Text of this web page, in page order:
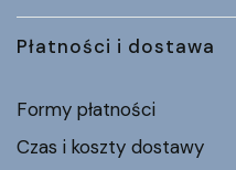
Płatności i dostawa
Formy płatności
Czas i koszty dostawy